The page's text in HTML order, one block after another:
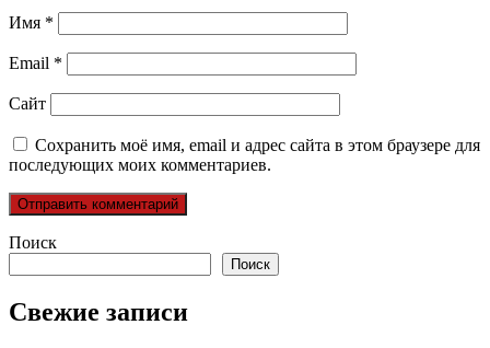
Имя *
Email *
Сайт
Сохранить моё имя, email и адрес сайта в этом браузере для
последующих моих комментариев.
Поиск
Поиск
Свежие записи